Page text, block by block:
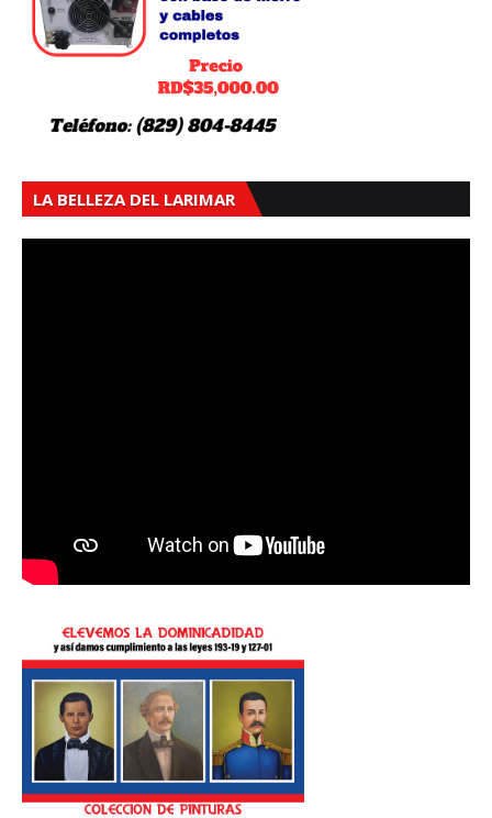
LA BELLEZA DEL LARIMAR